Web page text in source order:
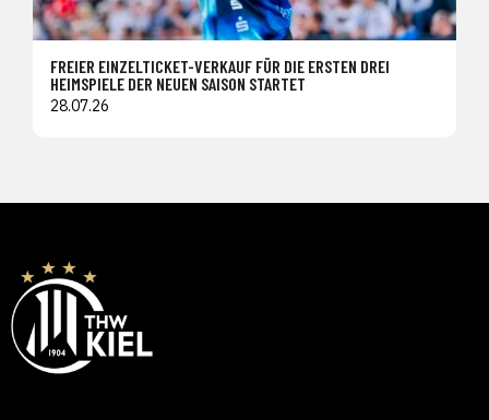
FREIER EINZELTICKET-VERKAUF FÜR DIE ERSTEN DREI
HEIMSPIELE DER NEUEN SAISON STARTET
28.07.26